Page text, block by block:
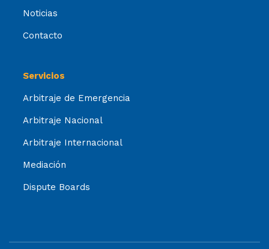
Noticias
Contacto
Servicios
Arbitraje de Emergencia
Arbitraje Nacional
Arbitraje Internacional
Mediación
Dispute Boards